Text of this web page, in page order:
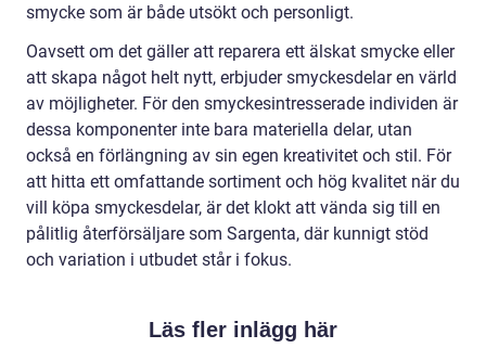
smycke som är både utsökt och personligt.
Oavsett om det gäller att reparera ett älskat smycke eller
att skapa något helt nytt, erbjuder smyckesdelar en värld
av möjligheter. För den smyckesintresserade individen är
dessa komponenter inte bara materiella delar, utan
också en förlängning av sin egen kreativitet och stil. För
att hitta ett omfattande sortiment och hög kvalitet när du
vill köpa smyckesdelar, är det klokt att vända sig till en
pålitlig återförsäljare som Sargenta, där kunnigt stöd
och variation i utbudet står i fokus.
Läs fler inlägg här